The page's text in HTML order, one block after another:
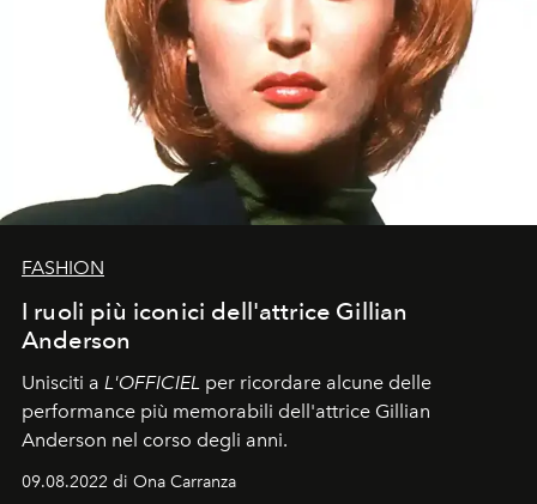
FASHION
I ruoli più iconici dell'attrice Gillian
Anderson
Unisciti a L'OFFICIEL per ricordare alcune delle
performance più memorabili dell'attrice Gillian
Anderson nel corso degli anni.
09.08.2022 di Ona Carranza